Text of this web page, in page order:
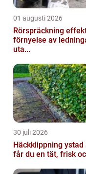
01 augusti 2026
Rörspräckning effektiv
förnyelse av
uta...
30 juli 2026
Häckklippning ystad så
får du en tät, frisk